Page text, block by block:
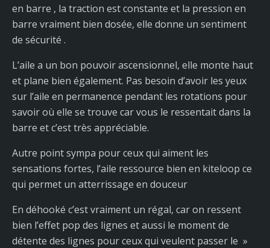
en barre , la traction est constante et la pression en
barre vraiment bien dosée, elle donne un sentiment
de sécurité .
L’aile a un bon pouvoir ascensionnel, elle monte haut
et plane bien également. Pas besoin d’avoir les yeux
sur l’aile en permanence pendant les rotations pour
savoir où elle se trouve car vous le ressentait dans la
barre et c’est très appréciable.
Autre point sympa pour ceux qui aiment les
sensations fortes, l’aile ressource bien en kiteloop ce
qui permet un atterrissage en douceur
En déhooké c’est vraiment un régal, car on ressent
bien l’effet pop des lignes et aussi le moment de
détente des lignes pour ceux qui veulent passer le »